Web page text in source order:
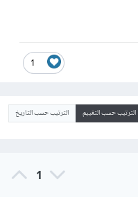
1
الترتيب حسب التقييم الترتيب حسب التاريخ
1